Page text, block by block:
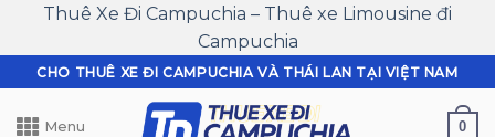
Thuê Xe Đi Campuchia – Thuê xe Limousine đi
Campuchia
to
content
CHO THUÊ XE ĐI CAMPUCHIA VÀ THÁI LAN TẠI VIỆT NAM
Menu 0